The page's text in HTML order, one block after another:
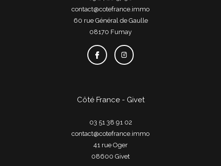
contact@cotefrance.immo
60 rue Général de Gaulle
08170
fumay
Côté France - Givet
03 51 38 91 02
contact@cotefrance.immo
41 rue Oger
08600
givet